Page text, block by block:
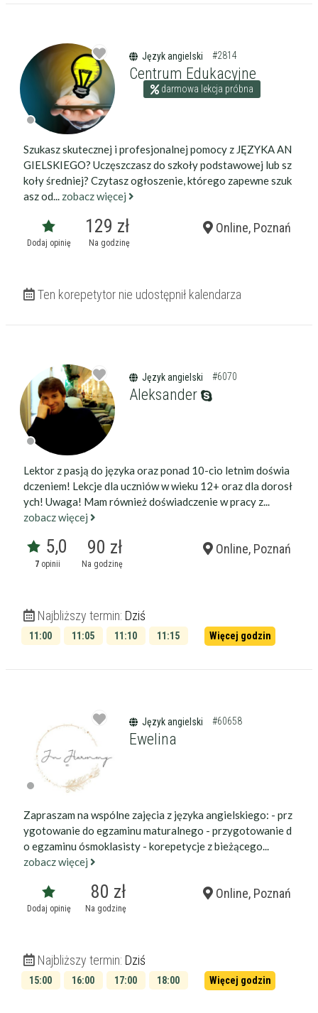
Zakres nauczania
Nauczanie przedszkolne
Szkoła podstawowa
Gimnazjum
Liceum
Przygotowania do matury
Przygotowania do studiów
Studia
Miejsce korepetycji
u ucznia
u korepetytora
online
Wykształcenie
korepetytora
Minimum
Doświadczenie
korepetytora
Płeć korepetytora
bez znaczenia
kobieta
mężczyzna
Język angielski #2814
Centrum Edukacyjne
darmowa lekcja próbna
Szukasz skutecznej i profesjonalnej pomocy z JĘZYKA AN
GIELSKIEGO? Uczęszczasz do szkoły podstawowej lub sz
koły średniej? Czytasz ogłoszenie, którego zapewne szuk
asz od... zobacz więcej
Dodaj opinię
129 zł
Na godzinę
Online, Poznań
Ten korepetytor nie udostępnił kalendarza
Język angielski #6070
Aleksander
Lektor z pasją do języka oraz ponad 10-cio letnim doświa
dczeniem! Lekcje dla uczniów w wieku 12+ oraz dla dorosł
ych! Uwaga! Mam również doświadczenie w pracy z...
zobacz więcej
5,0
7opinii
90 zł
Na godzinę
Online, Poznań
Najbliższy termin: Dziś
11:00 11:05 11:10
11:15
Więcej godzin
Język angielski #60658
Ewelina
Zapraszam na wspólne zajęcia z języka angielskiego: - prz
ygotowanie do egzaminu maturalnego - przygotowanie d
o egzaminu ósmoklasisty - korepetycje z bieżącego...
zobacz więcej
Dodaj opinię
80 zł
Na godzinę
Online, Poznań
Najbliższy termin: Dziś
15:00 16:00 17:00
18:00
Więcej godzin